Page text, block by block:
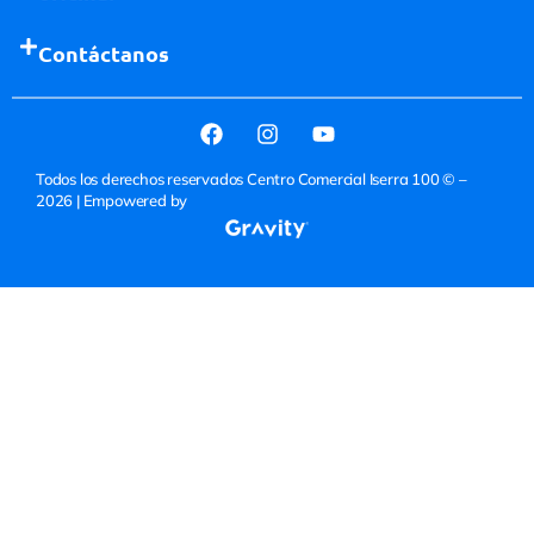
Contáctanos
Todos los derechos reservados Centro Comercial Iserra 100 © –
2026 | Empowered by